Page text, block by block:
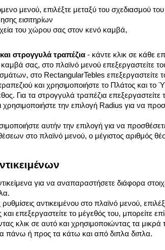
μενού, επιλέξτε μεταξύ του σχεδιασμού
εισιτηρίων
του χώρου σας στον κενό καμβά,
στρογγυλά τραπέζια - κάντε κλικ σε κάθε
σας, στο πλαϊνό μενού επεξεργαστείτε
στο RectangularTebles επεξεργαστείτε
και χρησιμοποιήστε το Πλάτος και το
Για τα στρογγυλά τραπέζια
την επιλογή Radius για να
αυτήν την επιλογή για να
στο πλαϊνό μενού, ο μέγιστος αριθμός
για να αναπαραστήσετε διάφορα
ρυθμίσεις αντικειμένου στο πλαϊνό μενού,
επεξεργαστείτε το μέγεθός του, μπορείτε
κλικ σε αυτό και χρησιμοποιώντας τα
πάνω ή προς τα κάτω και από διπλα διπλα.